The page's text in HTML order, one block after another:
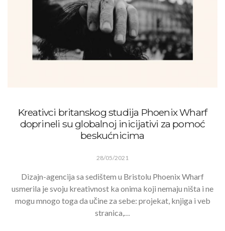
Kreativci britanskog studija Phoenix Wharf
doprineli su globalnoj inicijativi za pomoć
beskućnicima
28/05/2021
Dizajn-agencija sa sedištem u Bristolu Phoenix Wharf
usmerila je svoju kreativnost ka onima koji nemaju ništa i ne
mogu mnogo toga da učine za sebe: projekat, knjiga i veb
stranica,…